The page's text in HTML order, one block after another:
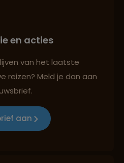
reisadvies
mens, cultuur en milieu
en acties
van het laatste
reizen? Meld je dan aan
aan